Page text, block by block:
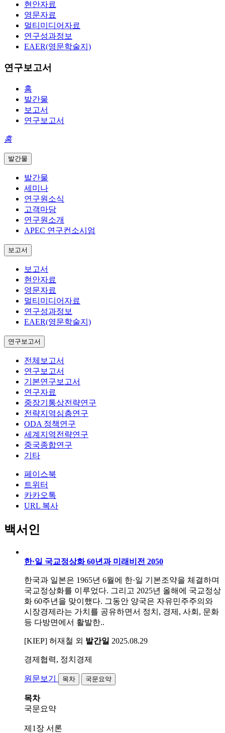
현안자료
영문자료
멀티미디어자료
연구성과정보
EAER(영문학술지)
연구보고서
홈
발간물
보고서
연구보고서
홈
발간물
발간물
세미나
연구원소식
고객마당
연구원소개
APEC 연구컨소시엄
보고서
보고서
현안자료
영문자료
멀티미디어자료
연구성과정보
EAER(영문학술지)
연구보고서
전체보고서
연구보고서
기본연구보고서
연구자료
중장기통상전략연구
전략지역심층연구
ODA 정책연구
세계지역전략연구
중국종합연구
기타
페이스북
트위터
카카오톡
URL 복사
백서인
한·일 국교정상화 60년과 미래비전 2050
한국과 일본은 1965년 6월에 한·일 기본조약을 체결하며
국교정상화를 이루었다. 그리고 2025년 올해에 국교정상
화 60주년을 맞이했다. 그동안 양국은 자유민주주의와
시장경제라는 가치를 공유하면서 정치, 경제, 사회, 문화
등 다방면에서 활발한..
[KIEP] 허재철 외 발간일 2025.08.29
경제협력, 정치경제
원문보기 목차 국문요약
목차
국문요약
제1장 서론